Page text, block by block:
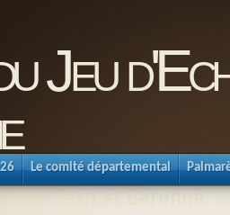
Jeu
en Tarn et Garonne
Le comité départemental